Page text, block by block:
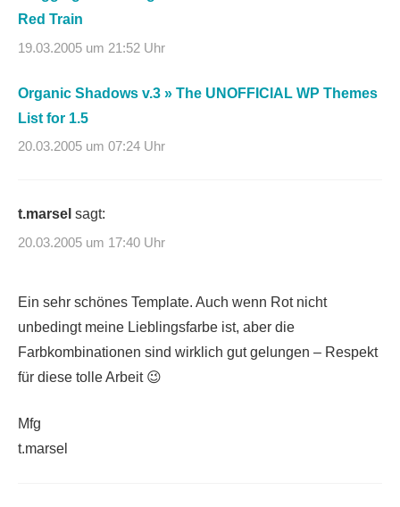
Red Train
19.03.2005 um 21:52 Uhr
Organic Shadows v.3 » The UNOFFICIAL WP Themes
List for 1.5
20.03.2005 um 07:24 Uhr
t.marsel sagt:
20.03.2005 um 17:40 Uhr
Ein sehr schönes Template. Auch wenn Rot nicht
unbedingt meine Lieblingsfarbe ist, aber die
Farbkombinationen sind wirklich gut gelungen – Respekt
für diese tolle Arbeit 😉
Mfg
t.marsel